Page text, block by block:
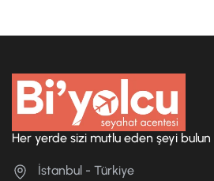
Her yerde sizi mutlu eden şeyi bulun
İstanbul - Türkiye